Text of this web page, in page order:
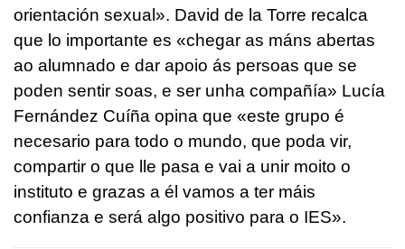
orientación sexual». David de la Torre recalca
que lo importante es «chegar as máns abertas
ao alumnado e dar apoio ás persoas que se
poden sentir soas, e ser unha compañía» Lucía
Fernández Cuíña opina que «este grupo é
necesario para todo o mundo, que poda vir,
compartir o que lle pasa e vai a unir moito o
instituto e grazas a él vamos a ter máis
confianza e será algo positivo para o IES».